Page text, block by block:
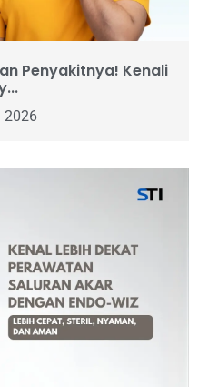
Penyakitnya! Kenali
2026